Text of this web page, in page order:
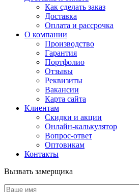
Как сделать заказ
Доставка
Оплата и рассрочка
О компании
Производство
Гарантия
Портфолио
Отзывы
Реквизиты
Вакансии
Карта сайта
Клиентам
Скидки и акции
Онлайн-калькулятор
Вопрос-ответ
Оптовикам
Контакты
Вызвать замерщика